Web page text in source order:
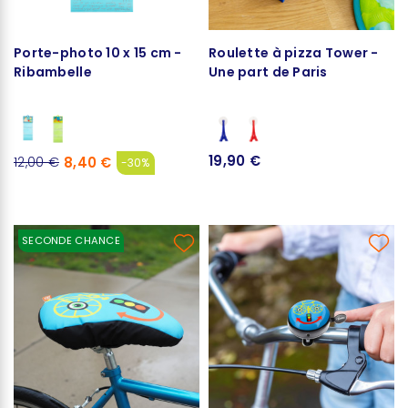
Porte-photo 10 x 15 cm -
Ribambelle
12,00 € 8,40 € -30%
Roulette à pizza Tower -
Une part de Paris
19,90 €
SECONDE CHANCE